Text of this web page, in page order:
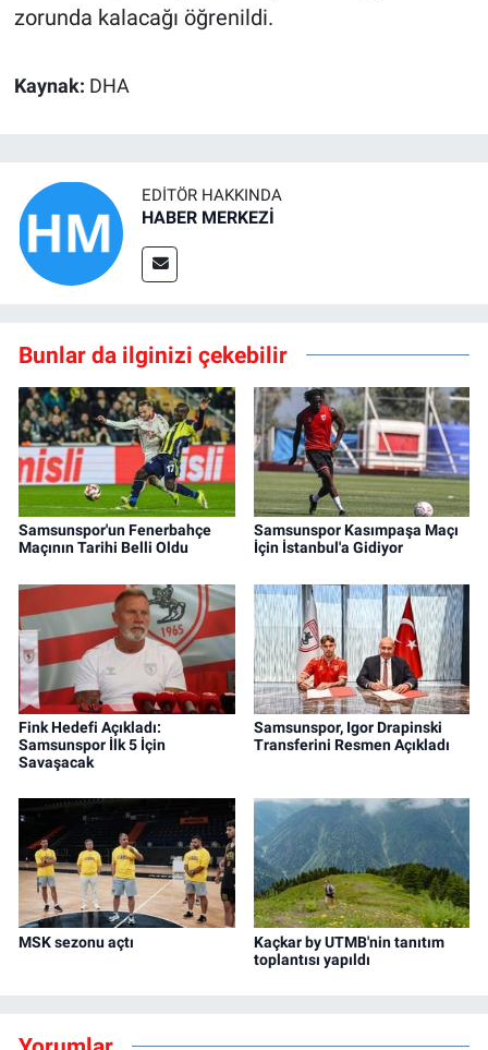
zorunda kalacağı öğrenildi.
Kaynak: DHA
EDITÖR HAKKINDA
HABER MERKEZİ
Bunlar da ilginizi çekebilir
Samsunspor'un Fenerbahçe
Maçının Tarihi Belli Oldu
Samsunspor Kasımpaşa Maçı
İçin İstanbul'a Gidiyor
Fink Hedefi Açıkladı:
Samsunspor İlk 5 İçin
Savaşacak
Samsunspor, Igor Drapinski
Transferini Resmen Açıkladı
MSK sezonu açtı
Kaçkar by UTMB'nin tanıtım
toplantısı yapıldı